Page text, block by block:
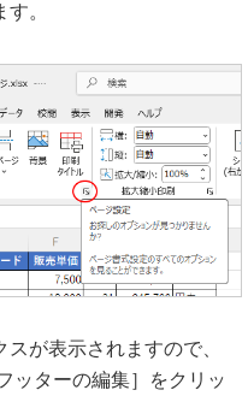
。
スが表示されますので、
ッターの編集］をクリッ